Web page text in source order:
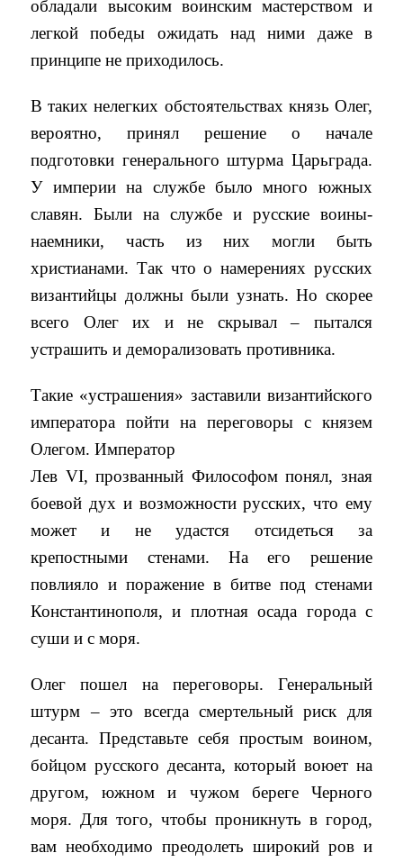
обладали высоким воинским мастерством и
легкой победы ожидать над ними даже в
принципе не приходилось.
В таких нелегких обстоятельствах князь Олег,
вероятно, принял решение о начале
подготовки генерального штурма Царьграда.
У империи на службе было много южных
славян. Были на службе и русские воины-
наемники, часть из них могли быть
христианами. Так что о намерениях русских
византийцы должны были узнать. Но скорее
всего Олег их и не скрывал – пытался
устрашить и деморализовать противника.
Такие «устрашения» заставили византийского
императора пойти на переговоры с князем
Олегом. Император
Лев VI, прозванный Философом понял, зная
боевой дух и возможности русских, что ему
может и не удастся отсидеться за
крепостными стенами. На его решение
повлияло и поражение в битве под стенами
Константинополя, и плотная осада города с
суши и с моря.
Олег пошел на переговоры. Генеральный
штурм – это всегда смертельный риск для
десанта. Представьте себя простым воином,
бойцом русского десанта, который воюет на
другом, южном и чужом береге Черного
моря. Для того, чтобы проникнуть в город,
вам необходимо преодолеть широкий ров и